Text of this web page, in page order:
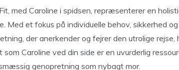
med Caroline i spidsen, repræsenterer en
Med et fokus på individuelle behov, sikkerhed
der anerkender og fejrer den utrolige
som Caroline ved din side er en uvurderlig
genopretning som nybagt mor.